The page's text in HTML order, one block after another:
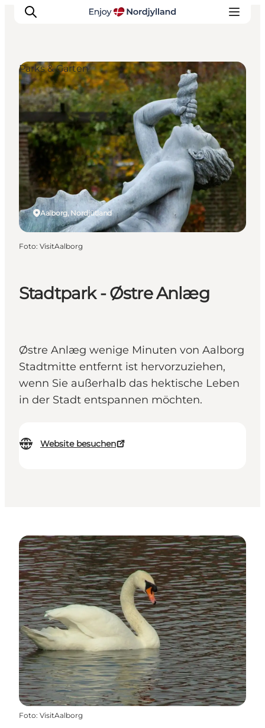
Erlebnisse
Reiseplanung
Destinationen
Guides
Veranstaltungen
Für Kinder
Stadtpark - Østre Anlæg
Østre Anlæg wenige Minuten von Aalborg
Stadtmitte entfernt ist hervorzuziehen,
wenn Sie außerhalb das hektische Leben
in der Stadt entspannen möchten.
Website besuchen
Aalborg, Nordjütland
Parks & Gärten
Foto: VisitAalborg
Foto: VisitAalborg